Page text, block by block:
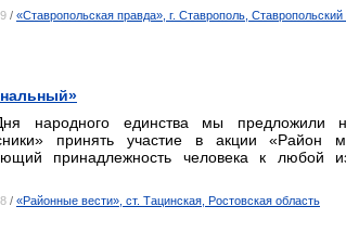
/ «Ставропольская правда», г. Ставрополь, Ставропольский
народного единства мы предложили
принять участие в акции «Район
принадлежность человека к любой
/ «Районные вести», ст. Тацинская, Ростовская область